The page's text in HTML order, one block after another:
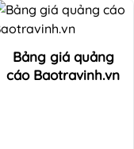
Bảng giá quảng
cáo Baotravinh.vn